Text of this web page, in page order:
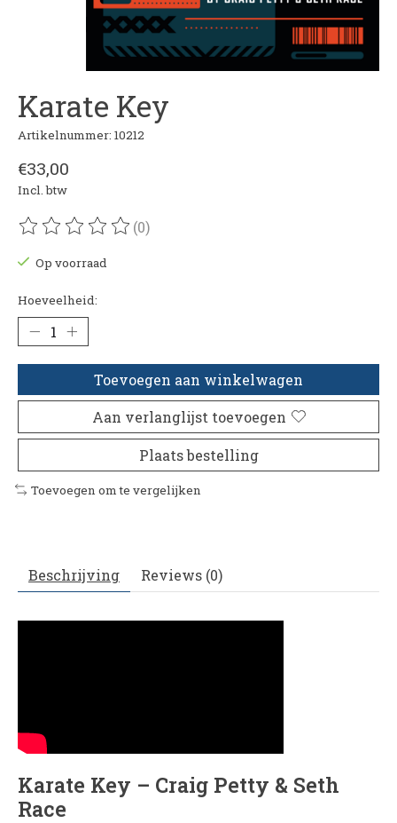
Karate Key
Artikelnummer: 10212
€33,00
Incl. btw
De beoordeling van dit product is
(0)
Op voorraad
Hoeveelheid:
Toevoegen aan winkelwagen
Aan verlanglijst toevoegen
Plaats bestelling
Toevoegen om te vergelijken
Beschrijving Reviews (0)
Karate Key – Craig Petty & Seth
Race